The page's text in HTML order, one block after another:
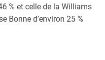
% et celle de la Williams
Bonne d’environ 25 %